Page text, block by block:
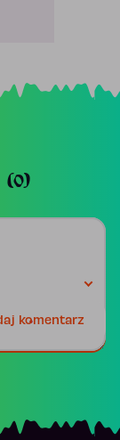
(0)
komentarz